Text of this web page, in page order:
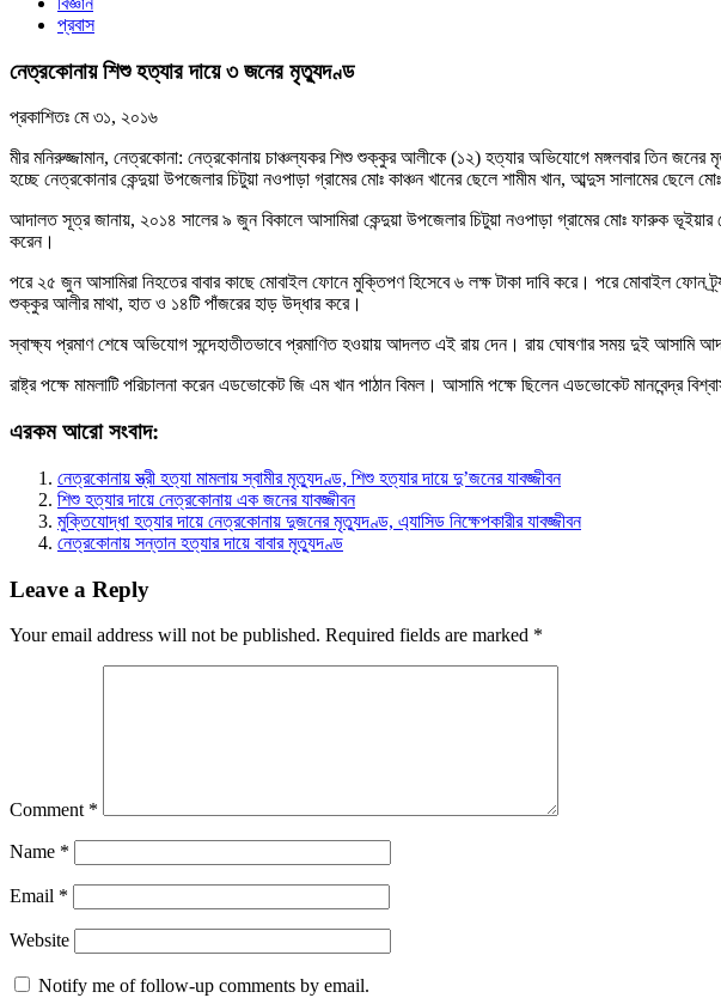
প্রবাস
নেত্রকোনায় শিশু হত্যার দায়ে ৩ জনের মৃত্যুদণ্ড
প্রকাশিতঃ মে ৩১, ২০১৬
মীর মনিরুজ্জামান, নেত্রকোনা: নেত্রকোনায় চাঞ্চল্যকর শিশু শুক্কুর আলীকে (১২) হত্যার অভিযোগে মঙ্গলবার তিন
হচ্ছে নেত্রকোনার কেন্দুয়া উপজেলার চিটুয়া নওপাড়া গ্রামের মোঃ কাঞ্চন খানের ছেলে শামীম খান, আব্দুস সালামের
আদালত সূত্র জানায়, ২০১৪ সালের ৯ জুন বিকালে আসামিরা কেন্দুয়া উপজেলার চিটুয়া নওপাড়া গ্রামের মোঃ ফারুক
করেন।
পরে ২৫ জুন আসামিরা নিহতের বাবার কাছে মোবাইল ফোনে মুক্তিপণ হিসেবে ৬ লক্ষ টাকা দাবি করে। পরে মোবাইল
শুক্কুর আলীর মাথা, হাত ও ১৪টি পাঁজরের হাড় উদ্ধার করে।
স্বাক্ষ্য প্রমাণ শেষে অভিযোগ সন্দেহাতীতভাবে প্রমাণিত হওয়ায় আদলত এই রায় দেন। রায় ঘোষণার সময় দুই আসামি
রাষ্ট্র পক্ষে মামলাটি পরিচালনা করেন এডভোকেট জি এম খান পাঠান বিমল। আসামি পক্ষে ছিলেন এডভোকেট মানবেন্দ্র
এরকম আরো সংবাদ:
নেত্রকোনায় স্ত্রী হত্যা মামলায় স্বামীর মৃত্যুদণ্ড, শিশু হত্যার দায়ে দু’জনের যাবজ্জীবন
শিশু হত্যার দায়ে নেত্রকোনায় এক জনের যাবজ্জীবন
মুক্তিযোদ্ধা হত্যার দায়ে নেত্রকোনায় দুজনের মৃত্যুদণ্ড, এ্যাসিড নিক্ষেপকারীর যাবজ্জীবন
নেত্রকোনায় সন্তান হত্যার দায়ে বাবার মৃত্যুদণ্ড
Leave a Reply
Your email address will not be published. Required fields are marked *
Comment *
Name *
Email *
Website
Notify me of follow-up comments by email.